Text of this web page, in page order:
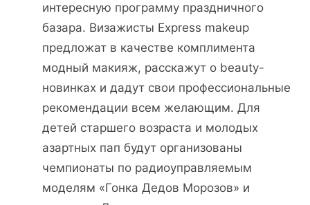
интересную программу праздничного
базара. Визажисты Express makeup
предложат в качестве комплимента
модный макияж, расскажут о beauty-
новинках и дадут свои профессиональные
рекомендации всем желающим. Для
детей старшего возраста и молодых
азартных пап будут организованы
чемпионаты по радиоуправляемым
моделям «Гонка Дедов Морозов» и